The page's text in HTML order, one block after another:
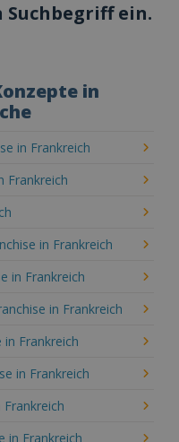
Suchbegriff ein.
in
in Frankreich
Frankreich
in Frankreich
in Frankreich
in Frankreich
in Frankreich
in Frankreich
in Frankreich